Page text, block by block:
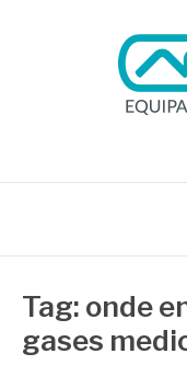
Tag: onde
gases